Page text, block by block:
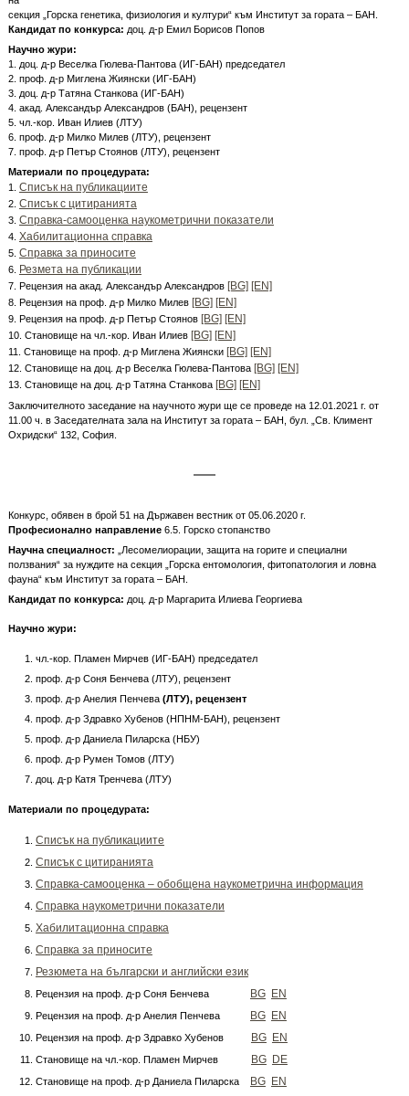
секция „Горска генетика, физиология и култури“ към Институт за гората – БАН.
Кандидат по конкурса: доц. д-р Емил Борисов Попов
Научно жури:
1. доц. д-р Веселка Гюлева-Пантова (ИГ-БАН) председател
2. проф. д-р Миглена Жиянски (ИГ-БАН)
3. доц. д-р Татяна Станкова (ИГ-БАН)
4. акад. Александър Александров (БАН), рецензент
5. чл.-кор. Иван Илиев (ЛТУ)
6. проф. д-р Милко Милев (ЛТУ), рецензент
7. проф. д-р Петър Стоянов (ЛТУ), рецензент
Материали по процедурата:
1. Списък на публикациите
2. Списък с цитиранията
3. Справка-самооценка наукометрични показатели
4. Хабилитационна справка
5. Справка за приносите
6. Резмета на публикации
7. Рецензия на акад. Александър Александров [BG] [EN]
8. Рецензия на проф. д-р Милко Милев [BG] [EN]
9. Рецензия на проф. д-р Петър Стоянов [BG] [EN]
10. Становище на чл.-кор. Иван Илиев [BG] [EN]
11. Становище на проф. д-р Миглена Жиянски [BG] [EN]
12. Становище на доц. д-р Веселка Гюлева-Пантова [BG] [EN]
13. Становище на доц. д-р Татяна Станкова [BG] [EN]
Заключителното заседание на научното жури ще се проведе на 12.01.2021 г. от
11.00 ч. в Заседателната зала на Институт за гората – БАН, бул. „Св. Климент
Охридски“ 132, София.
Конкурс, обявен в брой 51 на Държавен вестник от 05.06.2020 г.
Професионално направление6.5. Горско стопанство
Научна специалност: „Лесомелиорации, защита на горите и специални
ползвания“ за нуждите на секция „Горска ентомология, фитопатология и ловна
фауна“ към Институт за гората – БАН.
Кандидат по конкурса: доц. д-р Маргарита Илиева Георгиева
Научно жури:
чл.-кор. Пламен Мирчев (ИГ-БАН) председател
проф. д-р Соня Бенчева (ЛТУ), рецензент
проф. д-р Анелия Пенчева(ЛТУ), рецензент
проф. д-р Здравко Хубенов (НПНМ-БАН), рецензент
проф. д-р Даниела Пиларска (НБУ)
проф. д-р Румен Томов (ЛТУ)
доц. д-р Катя Тренчева (ЛТУ)
Материали по процедурата:
Списък на публикациите
Списък с цитиранията
Справка-самооценка – обобщена наукометрична информация
Справка наукометрични показатели
Хабилитационна справка
Справка за приносите
Резюмета на български и английски език
Рецензия на проф. д-р Соня Бенчева BG EN
Рецензия на проф. д-р Анелия Пенчева BG EN
Рецензия на проф. д-р Здравко Хубенов BG EN
Становище на чл.-кор. Пламен Мирчев BG DE
Становище на проф. д-р Даниела Пиларска BG EN